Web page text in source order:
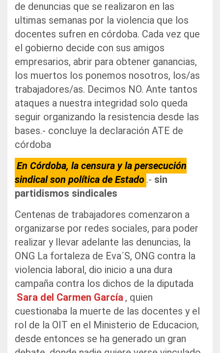
de denuncias que se realizaron en las
ultimas semanas por la violencia que los
docentes sufren en córdoba. Cada vez que
el gobierno decide con sus amigos
empresarios, abrir para obtener ganancias,
los muertos los ponemos nosotros, los/as
trabajadores/as. Decimos NO. Ante tantos
ataques a nuestra integridad solo queda
seguir organizando la resistencia desde las
bases.- concluye la declaración ATE de
córdoba
En Córdoba, la censura y la persecución
sindical son política de Estado .- sin
partidismos sindicales
Centenas de trabajadores comenzaron a
organizarse por redes sociales, para poder
realizar y llevar adelante las denuncias, la
ONG La fortaleza de Eva´S, ONG contra la
violencia laboral, dio inicio a una dura
campaña contra los dichos de la diputada
Sara del Carmen García , quien
cuestionaba la muerte de las docentes y el
rol de la OIT en el Ministerio de Educacion,
desde entonces se ha generado un gran